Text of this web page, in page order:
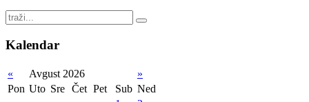
Kalendar
« Avgust 2026
»
Pon Uto Sre Čet Pet Sub Ned